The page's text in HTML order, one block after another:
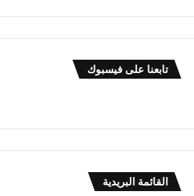
تابعنا على فيسبوك
القائمة البريدية